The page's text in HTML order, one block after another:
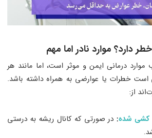
دارد؟ موارد نادر اما مهم
درمانی ایمن و موثر است، اما مانند هر
خطرات یا عوارضی به همراه داشته باشد.
از:
کشی شده: در صورتی که کانال ریشه به درستی